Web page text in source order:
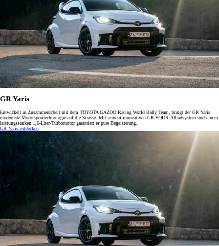
GR Yaris
Entwickelt in Zusammenarbeit mit dem TOYOTA GAZOO Racing World Rally Team, bringt der GR Yaris
modernste Motorsporttechnologie auf die Strasse. Mit seinem innovativen GR-FOUR-Allradsystem und einem
leistungsstarken 1,6-Liter-Turbomotor garantiert er pure Begeisterung.
GR Yaris entdecken